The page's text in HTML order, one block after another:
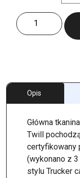
ilość
Zion
Opis
Główna
Twill
certyfikowany
(wykonano z
stylu Trucker